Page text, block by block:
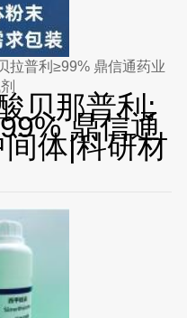
拉普利≥99% 鼎信通药业
贝那普利;
鼎信通
体|科研材